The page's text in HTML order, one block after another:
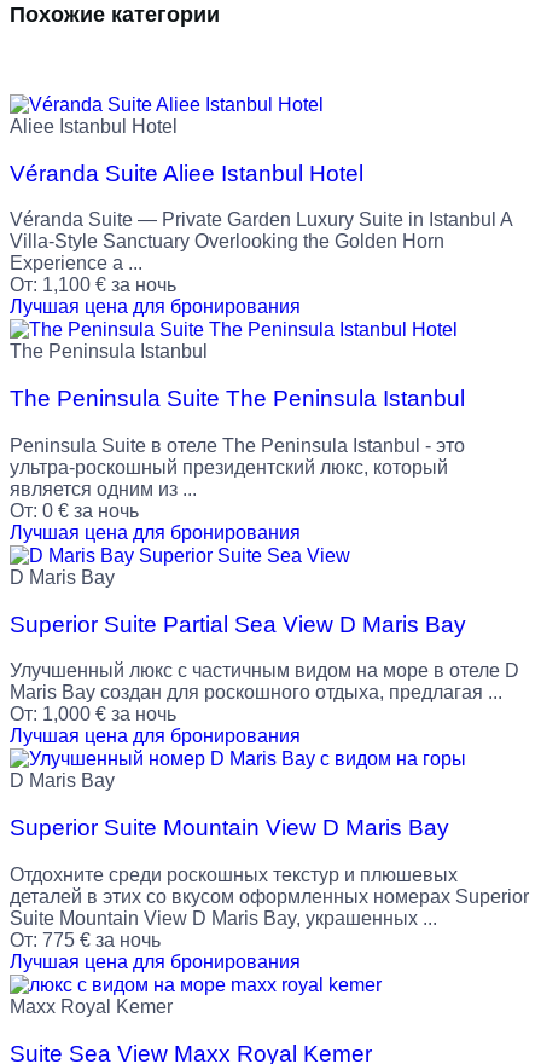
Похожие категории
Aliee Istanbul Hotel
Véranda Suite Aliee Istanbul Hotel
Véranda Suite — Private Garden Luxury Suite in Istanbul A
Villa-Style Sanctuary Overlooking the Golden Horn
Experience a ...
От: 1,100 € за ночь
Лучшая цена для бронирования
The Peninsula Istanbul
The Peninsula Suite The Peninsula Istanbul
Peninsula Suite в отеле The Peninsula Istanbul - это
ультра-роскошный президентский люкс, который
является одним из ...
От: 0 € за ночь
Лучшая цена для бронирования
D Maris Bay
Superior Suite Partial Sea View D Maris Bay
Улучшенный люкс с частичным видом на море в отеле D
Maris Bay создан для роскошного отдыха, предлагая ...
От: 1,000 € за ночь
Лучшая цена для бронирования
D Maris Bay
Superior Suite Mountain View D Maris Bay
Отдохните среди роскошных текстур и плюшевых
деталей в этих со вкусом оформленных номерах Superior
Suite Mountain View D Maris Bay, украшенных ...
От: 775 € за ночь
Лучшая цена для бронирования
Maxx Royal Kemer
Suite Sea View Maxx Royal Kemer